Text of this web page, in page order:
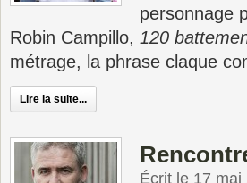
personnage
Robin Campillo, 120
métrage, la phrase claque
Lire la suite...
Écrit le 17 mai